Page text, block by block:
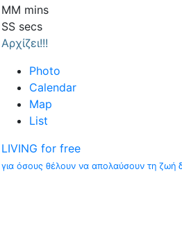
MM mins
SS secs
Αρχίζει!!!
Photo
Calendar
Map
List
LIVING for free
για όσους θέλουν να απολαύσουν τη ζωή